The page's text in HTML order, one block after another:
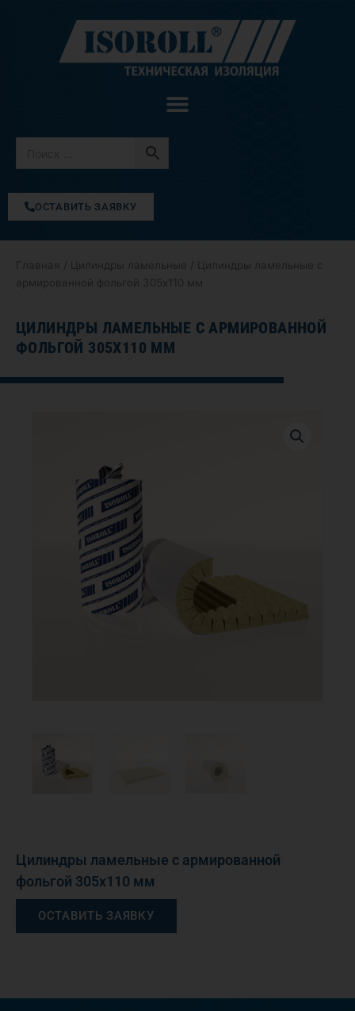
содержимому
ОСТАВИТЬ ЗАЯВКУ
Главная Цилиндры ламельные / Цилиндры ламельные с
армированной фольгой 305х110 мм
ЦИЛИНДРЫ ЛАМЕЛЬНЫЕ С АРМИРОВАННОЙ
ФОЛЬГОЙ 305Х110 ММ
Цилиндры ламельные с армированной
фольгой 305х110 мм
ОСТАВИТЬ ЗАЯВКУ